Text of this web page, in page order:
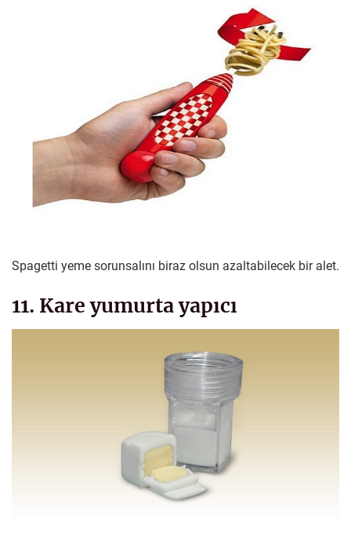
Spagetti yeme sorunsalını biraz olsun azaltabilecek bir alet.
11. Kare yumurta yapıcı